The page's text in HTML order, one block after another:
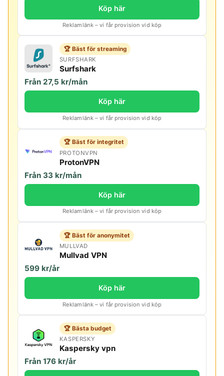
Köp här
Reklamlänk – vi får provision vid köp
🏆 Bäst för streaming
SURFSHARK
Surfshark
Från 27,5 kr/mån
Köp här
Reklamlänk – vi får provision vid köp
🏆 Bäst för integritet
PROTONVPN
ProtonVPN
Från 33 kr/mån
Köp här
Reklamlänk – vi får provision vid köp
🏆 Bäst för anonymitet
MULLVAD
Mullvad VPN
599 kr/år
Köp här
Reklamlänk – vi får provision vid köp
🏆 Bästa budget
KASPERSKY
Kaspersky vpn
Från 176 kr/år